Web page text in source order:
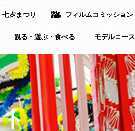
七夕まつり フィルムコミッション
観る・遊ぶ・食べる モデルコース